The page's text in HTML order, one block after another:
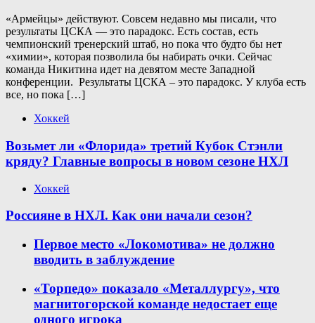
«Армейцы» действуют. Совсем недавно мы писали, что
результаты ЦСКА — это парадокс. Есть состав, есть
чемпионский тренерский штаб, но пока что будто бы нет
«химии», которая позволила бы набирать очки. Сейчас
команда Никитина идет на девятом месте Западной
конференции. Результаты ЦСКА – это парадокс. У клуба есть
все, но пока […]
Хоккей
Возьмет ли «Флорида» третий Кубок Стэнли
кряду? Главные вопросы в новом сезоне НХЛ
Хоккей
Россияне в НХЛ. Как они начали сезон?
Первое место «Локомотива» не должно
вводить в заблуждение
«Торпедо» показало «Металлургу», что
магнитогорской команде недостает еще
одного игрока